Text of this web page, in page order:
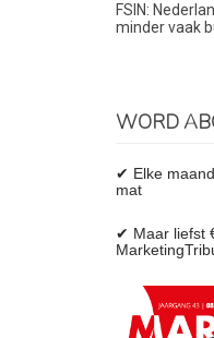
FSIN:
minder vaak
WORD
✔ Elke
mat
✔ Maar liefst